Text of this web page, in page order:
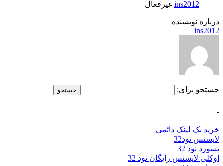
ins2012 غیرفعال
درباره نویسنده
ins2012
جستجو برای:
.
خرید بک لینک دائمی
لایسنس نود32
پسورد نود 32
اوکلی لایسنس رایگان نود 32